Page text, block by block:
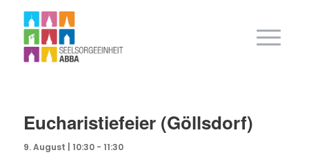
Eucharistiefeier (Göllsdorf)
9. August | 10:30- 11:30